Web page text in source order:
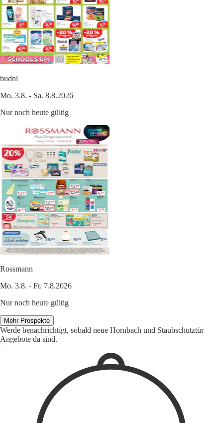
budni
Mo. 3.8. - Sa. 8.8.2026
Nur noch heute gültig
Rossmann
Mo. 3.8. - Fr. 7.8.2026
Nur noch heute gültig
Mehr Prospekte
Werde benachrichtigt, sobald neue Hornbach und Staubschutztür
Angebote da sind.